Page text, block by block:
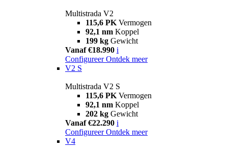
Multistrada V2
115,6 PK Vermogen
92,1 nm Koppel
199 kg Gewicht
Vanaf €18.990 i
Configureer Ontdek meer
V2 S
Multistrada V2 S
115,6 PK Vermogen
92,1 nm Koppel
202 kg Gewicht
Vanaf €22.290 i
Configureer Ontdek meer
V4